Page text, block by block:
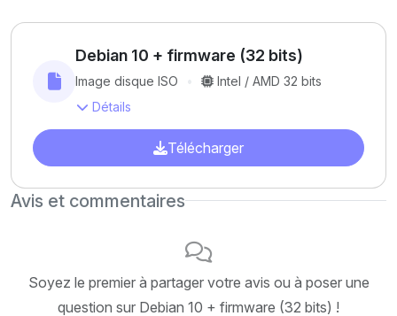
Debian 10 + firmware (32 bits)
Image disque ISO
Intel / AMD 32 bits
Détails
Télécharger
Avis et commentaires
Soyez le premier à partager votre avis ou à poser une
question sur Debian 10 + firmware (32 bits) !